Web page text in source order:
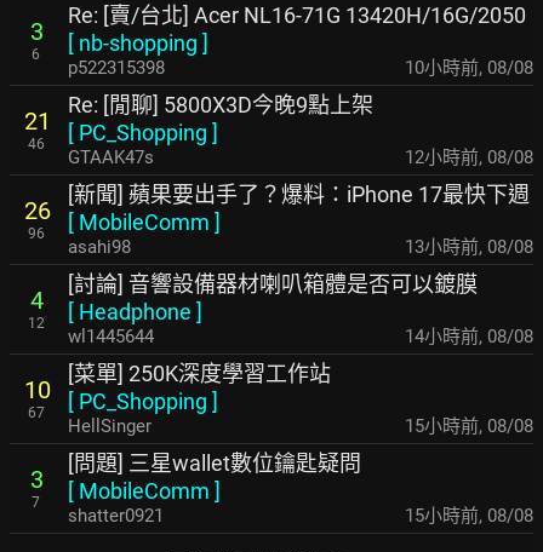
3
6
Re: [賣/台北] Acer NL16-71G 13420H/16G/2050
[ nb-shopping ]
p522315398 10小時前, 08/08
21
46
Re: [閒聊] 5800X3D今晚9點上架
[ PC_Shopping ]
GTAAK47s 13小時前, 08/08
26
96
[新聞] 蘋果要出手了？爆料：iPhone 17最快下週
[ MobileComm ]
asahi98 13小時前, 08/08
4
12
[討論] 音響設備器材喇叭箱體是否可以鍍膜
[ Headphone ]
wl1445644 14小時前, 08/08
10
67
[菜單] 250K深度學習工作站
[ PC_Shopping ]
HellSinger 15小時前, 08/08
3
7
[問題] 三星wallet數位鑰匙疑問
[ MobileComm ]
shatter0921 15小時前, 08/08